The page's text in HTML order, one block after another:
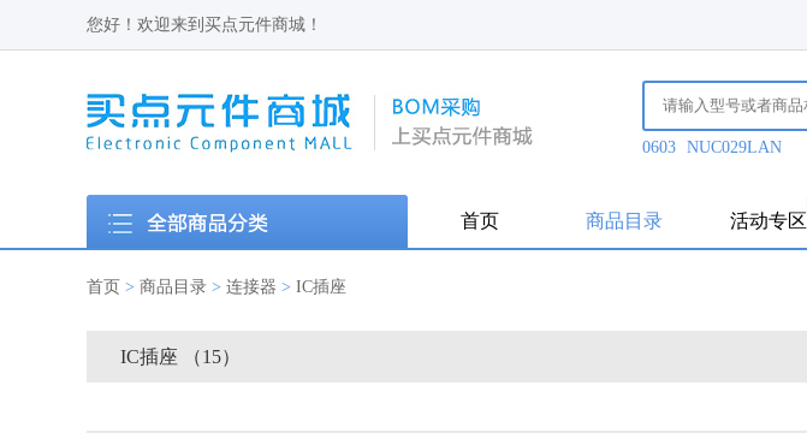
您好！欢迎来到买点元件商城！
0603 NUC029LAN
首页 商品目录 活动专区
首页 > 商品目录 > 连接器 > IC插座
IC插座 （15）